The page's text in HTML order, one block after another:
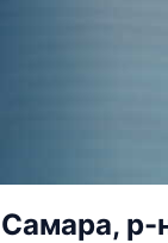
Самара,